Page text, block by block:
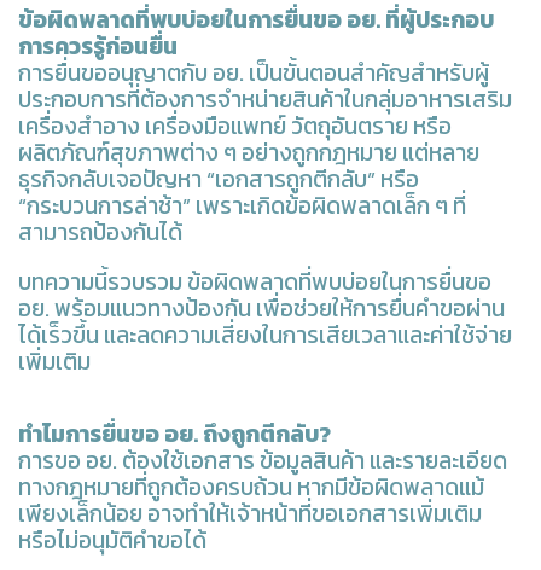
ข้อผิดพลาดที่พบบ่อยในการยื่นขอ อย. ที่ผู้ประกอบ
การควรรู้ก่อนยื่น
การยื่นขออนุญาตกับ อย. เป็นขั้นตอนสำคัญสำหรับผู้
ประกอบการที่ต้องการจำหน่ายสินค้าในกลุ่มอาหารเสริม
เครื่องสำอาง เครื่องมือแพทย์ วัตถุอันตราย หรือ
ผลิตภัณฑ์สุขภาพต่าง ๆ อย่างถูกกฎหมาย แต่หลาย
ธุรกิจกลับเจอปัญหา “เอกสารถูกตีกลับ” หรือ
“กระบวนการล่าช้า” เพราะเกิดข้อผิดพลาดเล็ก ๆ ที่
สามารถป้องกันได้
บทความนี้รวบรวม ข้อผิดพลาดที่พบบ่อยในการยื่นขอ
อย. พร้อมแนวทางป้องกัน เพื่อช่วยให้การยื่นคำขอผ่าน
ได้เร็วขึ้น และลดความเสี่ยงในการเสียเวลาและค่าใช้จ่าย
เพิ่มเติม
ทำไมการยื่นขอ อย. ถึงถูกตีกลับ?
การขอ อย. ต้องใช้เอกสาร ข้อมูลสินค้า และรายละเอียด
ทางกฎหมายที่ถูกต้องครบถ้วน หากมีข้อผิดพลาดแม้
เพียงเล็กน้อย อาจทำให้เจ้าหน้าที่ขอเอกสารเพิ่มเติม
หรือไม่อนุมัติคำขอได้